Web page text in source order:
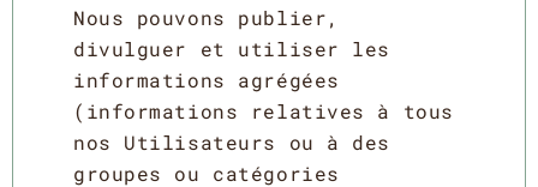
Nous pouvons publier,
divulguer et utiliser les
informations agrégées
(informations relatives à tous
nos Utilisateurs ou à des
groupes ou catégories